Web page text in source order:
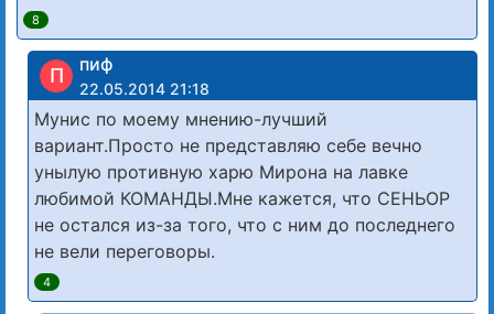
8
П пиф
22.05.2014 21:18
Мунис по моему мнению-лучший
вариант.Просто не представляю себе вечно
унылую противную харю Мирона на лавке
любимой КОМАНДЫ.Мне кажется, что СЕНЬОР
не остался из-за того, что с ним до последнего
не вели переговоры.
4